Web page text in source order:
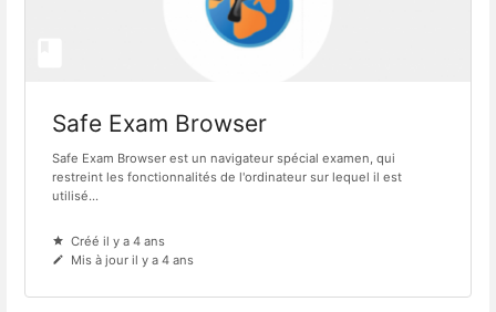
Safe Exam Browser
Safe Exam Browser est un navigateur spécial examen, qui
restreint les fonctionnalités de l'ordinateur sur lequel il est
utilisé...
Créé il y a 4 ans
Mis à jour il y a 4 ans